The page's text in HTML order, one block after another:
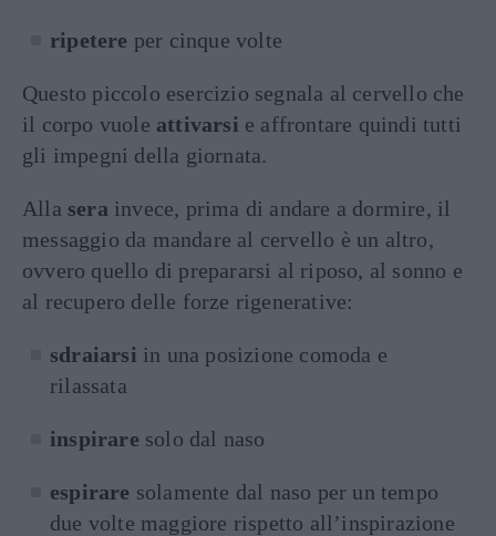
ripetere per cinque volte
Questo piccolo esercizio segnala al cervello che
il corpo vuole attivarsi e affrontare quindi tutti
gli impegni della giornata.
Alla sera invece, prima di andare a dormire, il
messaggio da mandare al cervello è un altro,
ovvero quello di prepararsi al riposo, al sonno e
al recupero delle forze rigenerative:
sdraiarsi in una posizione comoda e
rilassata
inspirare solo dal naso
espirare solamente dal naso per un tempo
due volte maggiore rispetto all’inspirazione